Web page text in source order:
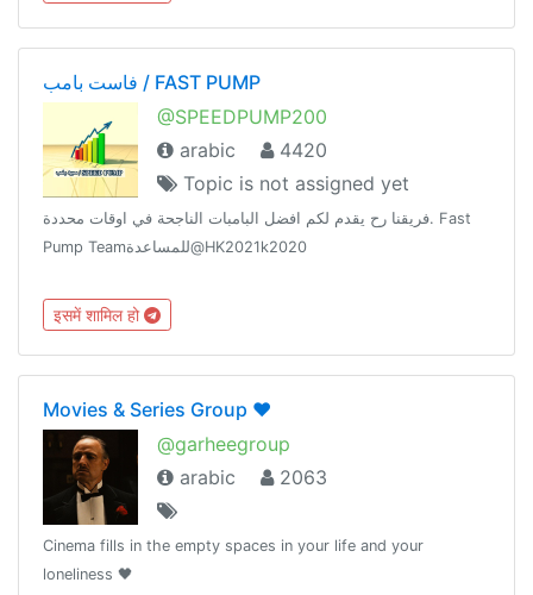
فاست بامب / FAST PUMP
@SPEEDPUMP200
arabic
4420
Topic is not assigned yet
فريقنا رح يقدم لكم افضل البامبات الناجحة في اوقات محددة. Fast
Pump Teamللمساعدة@HK2021k2020
इसमें शामिल हो
Movies & Series Group ❤️
@garheegroup
arabic
2063
Cinema fills in the empty spaces in your life and your
loneliness 🖤